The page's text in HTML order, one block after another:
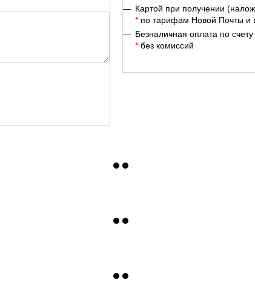
Картой при получении
* по тарифам Новой Почты и
Безналичная оплата по
* без комиссий